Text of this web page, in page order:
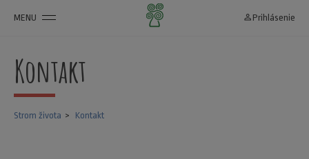
MENU person_outline Prihlásenie
Kontakt
Strom života Kontakt